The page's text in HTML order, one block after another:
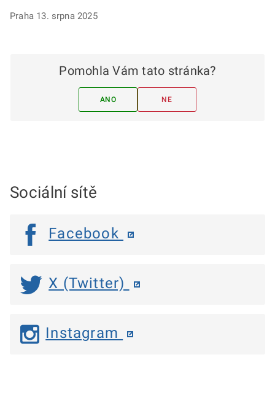
Praha 13. srpna 2025
Pomohla Vám tato stránka?
ANO NE
Sociální sítě
Facebook
X (Twitter)
Instagram